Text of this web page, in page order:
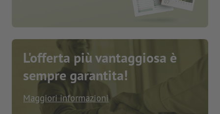
L'offerta più vantaggiosa è
sempre garantita!
Maggiori informazioni